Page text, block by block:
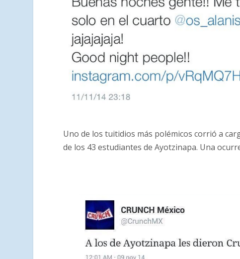
Uno de los tuitidios más polémicos corrió a
de los 43 estudiantes de Ayotzinapa. Una